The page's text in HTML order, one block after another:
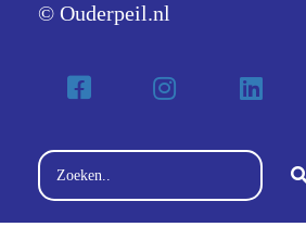
© Ouderpeil.nl